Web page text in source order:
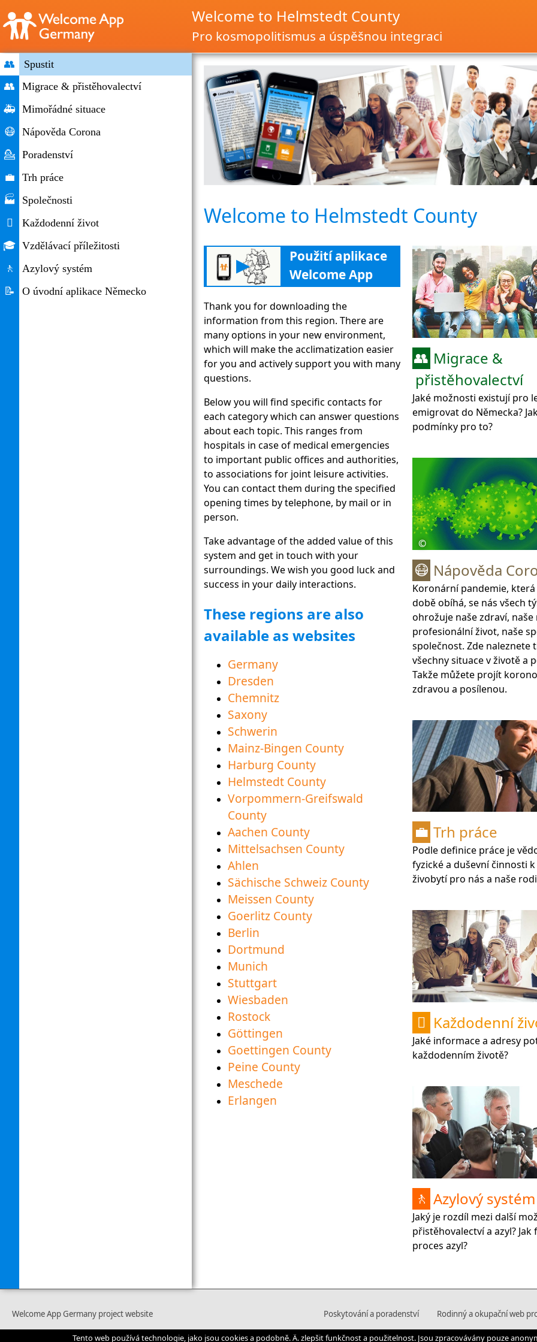
Welcome to Helmstedt County
Pro kosmopolitismus a úspěšnou integraci
👥
Spustit
👥
Migrace & přistěhovalectví
🚑 Mimořádné situace
😷 Nápověda Corona
💁 Poradenství
💼
Trh práce
🏭
Společnosti

Každodenní život
🎓 Vzdělávací příležitosti
🚶
Azylový systém
📝
O úvodní aplikace Německo
Welcome to Helmstedt County
▶
Použití aplikace
Welcome App
Thank you for downloading the
information from this region. There are
many options in your new environment,
which will make the acclimatization easier
for you and actively support you with many
questions.
Below you will find specific contacts for
each category which can answer questions
about each topic. This ranges from
hospitals in case of medical emergencies
to important public offices and authorities,
to associations for joint leisure activities.
You can contact them during the specified
opening times by telephone, by mail or in
person.
Take advantage of the added value of this
system and get in touch with your
surroundings. We wish you good luck and
success in your daily interactions.
These regions are also
available as websites
Germany
Dresden
Chemnitz
Saxony
Schwerin
Mainz-Bingen County
Harburg County
Helmstedt County
Vorpommern-Greifswald
County
Aachen County
Mittelsachsen County
Ahlen
Sächische Schweiz County
Meissen County
Goerlitz County
Berlin
Dortmund
Munich
Stuttgart
Wiesbaden
Rostock
Göttingen
Goettingen County
Peine County
Meschede
Erlangen
👥 Migrace &
přistěhovalectví
Jaké možnosti existují pro
emigrovat do Německa?
podmínky pro to?
©
😷 Nápověda
Koronární pandemie, která
době obíhá, se nás všech
ohrožuje naše zdraví, naše
profesionální život, naše
společnost. Zde naleznete
všechny situace v životě a
Takže můžete projít
zdravou a posílenou.
💼 Trh práce
Podle definice práce je
fyzické a duševní činnosti
živobytí pro nás a naše
 Každodenní
Jaké informace a adresy
každodenním životě?
🚶 Azylový systém
Jaký je rozdíl mezi další
přistěhovalectví a azyl? Jak
proces azyl?
Tento web používá technologie, jako jsou cookies a podobně. Ä. zlepšit funkčnost a použitelnost. Jsou zpracovávány pouze
Welcome App Germany project website Poskytování a poradenství Rodinný a okupační web